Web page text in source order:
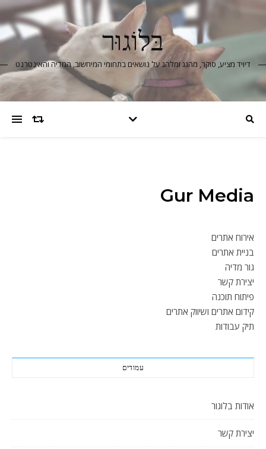
בּלוֹגוּר
דיויד מציע, סוקר, מהגג ומלהג על נושאים בתחומי המיחשוב, המדיה והאינטרנט
Gur Media
אירוח אתרים
בניית אתרים
גור מדיה
יצירת קשר
פיתוח תוכנה
קידום אתרים ושיווק אתרים
תיק עבודות
עמודים
אודות בלוגור
יצירת קשר